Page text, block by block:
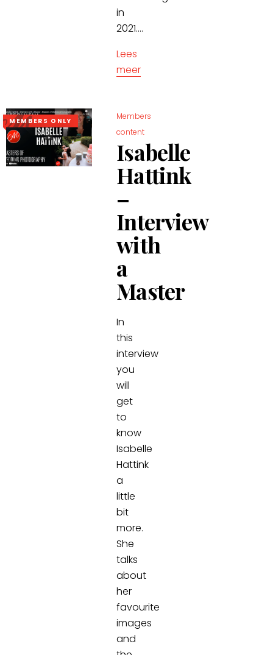
in
2021....
Lees
meer
MEMBERS ONLY
Members
content
Isabelle
Hattink
–
Interview
with
a
Master
In
this
interview
you
will
get
to
know
Isabelle
Hattink
a
little
bit
more.
She
talks
about
her
favourite
images
and